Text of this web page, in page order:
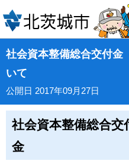
社会資本整備総合交付金
いて
公開日 2017年09月27日
社会資本整備総合交
金